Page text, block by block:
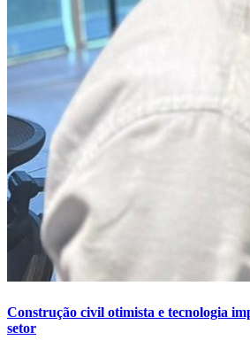
Construção civil otimista e tecnologia
setor